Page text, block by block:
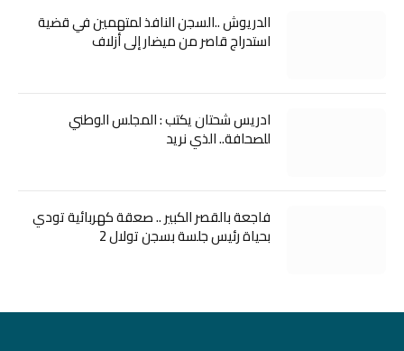
الدريوش ..السجن النافذ لمتهمين في قضية
استدراج قاصر من ميضار إلى أزلاف
ادريس شحتان يكتب : المجلس الوطني
للصحافة.. الذي نريد
فاجعة بالقصر الكبير .. صعقة كهربائية تودي
بحياة رئيس جلسة بسجن تولال 2